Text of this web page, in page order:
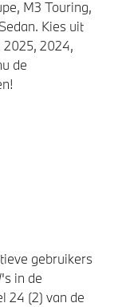
M3 Touring,
Kies uit
2024,
de
gebruikers
in de
24 (2) van de